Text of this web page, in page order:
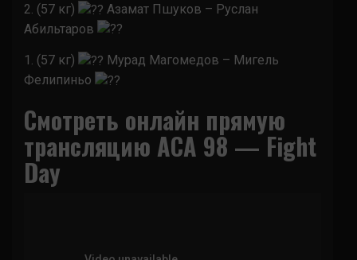
2. (57 кг)
Азамат Пшуков – Руслан
Абильтаров
1. (57 кг)
Мурад Магомедов – Мигель
Фелипиньо
Смотреть онлайн прямую
трансляцию ACA 98 — Fight
Day